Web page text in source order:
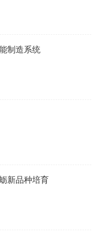
制造系统
新品种培育